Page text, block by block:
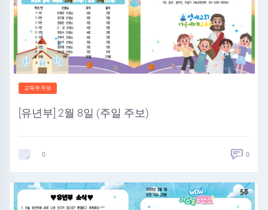
교육부주보
[유년부] 2월 8일 (주일 주보)
0 0